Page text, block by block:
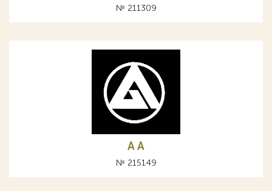
№ 211309
A А
№ 215149